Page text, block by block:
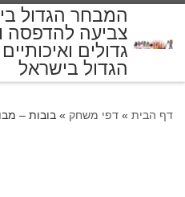
המבחר הגדול
צביעה להדפסה
גדולים
הגדול בישראל
דף הבית » דפי משחק » בובות –